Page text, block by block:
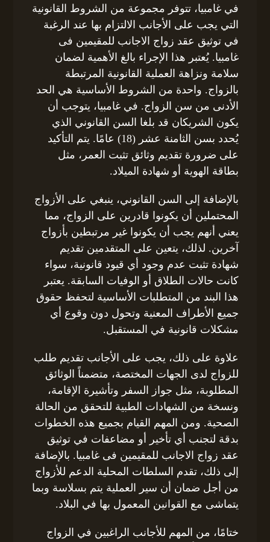
في غامبيا، تتوفر مجموعة من الشروط القانونية
التي يجب على الأجانب الالتزام بها عند الرغبة
في توثيق عقد زواج الاجانب للمقيمين فى
غامبيا. يُعتبر هذا الإجراء بالغ الأهمية لضمان
سلامة ونزاهة العملية القانونية المرتبطة
بالزواج. واحدة من الشروط الأساسية هي الحد
الأدنى من سن الزواج. في غامبيا، يتوجب أن
يكون الشريكان قد بلغا السن القانوني الذي
يُحدد بسن الثامنة عشر (18) عامًا. يتم التأكيد
على ضرورة تقديم وثائق تثبت العمر، مثل
بطاقة الهوية أو شهادة الميلاد.
بالإضافة إلى السن القانوني، ينبغي على الأزواج
المحتملين أن يكونوا قادرين على الزواج، مما
يعني أنهم يجب أن يكونوا غير مرتبطين بأزواج
آخرين. لذلك، يتعين على المتقدمين تقديم
شهادة تثبت عدم وجود أي قيود قانونية، سواء
كانت حالات الطلاق أو الوفيات السابقة. يعتبر
هذا البند من المتطلبات الأساسية لتحفظ حقوق
جميع الأطراف المعنية وتحول دون وقوع أي
مشكلات قانونية في المستقبل.
علاوة على ذلك، يجب على الأجانب تقديم طلب
للزواج لدى الجهات المختصة، متضمناً الوثائق
المطلوبة، مثل جواز السفر وتأشيرة الإقامة،
ونسخة من الشهادات الطبية للتحقق من الحالة
الصحية. ومن المهم القيام بجميع هذه الخطوات
بدقة لتجنب أي تأخير أو مضاعفات في توثيق
عقد زواج الاجانب للمقيمين فى غامبيا. بالإضافة
إلى ذلك، تقدم السلطات المحلية الدعم للأزواج
من أجل ضمان أن سير العملية يتم بسلاسة وبما
يتماشى مع القوانين المعمول بها في البلاد.
ختامًا، من المهم للأجانب الراغبين في الزواج